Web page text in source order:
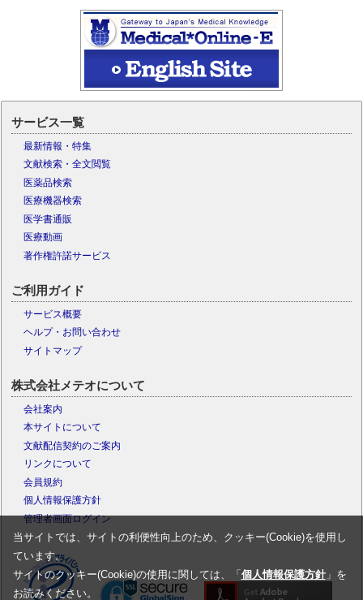
サービス一覧
最新情報・特集
文献検索・全文閲覧
医薬品検索
医療機器検索
医学書通販
医療動画
著作権許諾サービス
ご利用ガイド
サービス概要
ヘルプ・お問い合わせ
サイトマップ
株式会社メテオについて
会社案内
本サイトについて
文献配信契約のご案内
リンクについて
会員規約
個人情報保護方針
管理者画面ログイン
当サイトでは、サイトの利便性向上のため、クッキー(Cookie)を使用し
ています。
サイトのクッキー(Cookie)の使用に関しては、「 個人情報保護方針」を
お読みください。